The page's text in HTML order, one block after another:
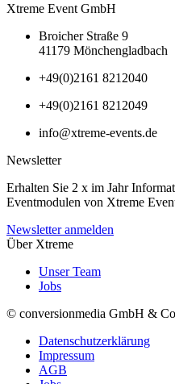
Xtreme Event GmbH
Broicher Straße 9
41179 Mönchengladbach
+49(0)2161 8212040
+49(0)2161 8212049
info@xtreme-events.de
Newsletter
Erhalten Sie 2 x im Jahr
Eventmodulen von Xtreme
Newsletter anmelden
Über Xtreme
Unser Team
Jobs
© conversionmedia GmbH &
Datenschutzerklärung
Impressum
AGB